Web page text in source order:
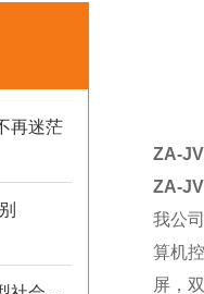
再迷茫
ZA-
ZA-
我公
算机
屏，